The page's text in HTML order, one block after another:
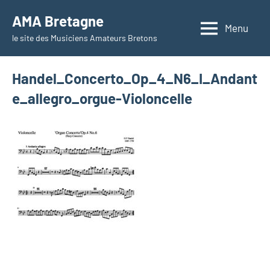
contenu
AMA Bretagne
le site des Musiciens Amateurs Bretons
Menu
Handel_Concerto_Op_4_N6_I_Andant
e_allegro_orgue-Violoncelle